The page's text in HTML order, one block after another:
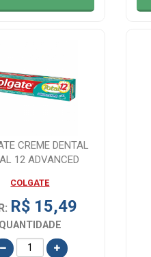
CREME DENTAL
12 ADVANCED
COLGATE
R$ 15,49
QUANTIDADE